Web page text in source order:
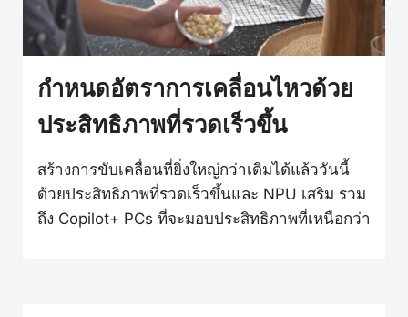
กำหนดอัตราการเคลื่อนไหวด้วย
ประสิทธิภาพที่รวดเร็วขึ้น
สร้างการขับเคลื่อนที่ยิ่งใหญ่กว่าเดิมได้แล้ววันนี้
ด้วยประสิทธิภาพที่รวดเร็วขึ้นและ NPU เสริม รวม
ถึง Copilot+ PCs ที่จะมอบประสิทธิภาพที่เหนือกว่า